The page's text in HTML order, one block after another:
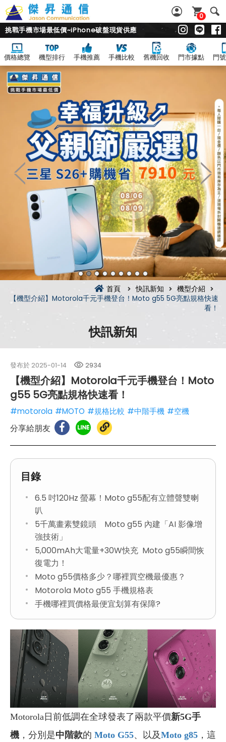
0
挑戰手機市場最低價~iPhone破盤現貨供應
價格總覽 機型排行 手機推薦 手機比較 舊機回收 門市據點 門
首頁 快訊新知
機型介紹
【機型介紹】Motorola千元手機登台！Moto g55 5G亮點規格快速
看！
快訊新知
發布於 2025-01-14 2934
【機型介紹】Motorola千元手機登台！Moto
g55 5G亮點規格快速看！
#motorola #MOTO #規格比較 #中階手機 #空機
分享給朋友
目錄
6.5 吋120Hz 螢幕！Moto g55配有立體聲雙喇
叭
5千萬畫素雙鏡頭 Moto g55 內建「AI 影像增
強技術」
5,000mAh大電量+30W快充 Moto g55瞬間恢
復電力！
Moto g55價格多少？哪裡買空機最優惠？
Motorola Moto g55 手機規格表
手機哪裡買價格最便宜划算有保障?
Motorola日前低調在全球發表了兩款平價新5G手
機 ，分別是中階款的 Moto G55、以及Moto g85 ，這